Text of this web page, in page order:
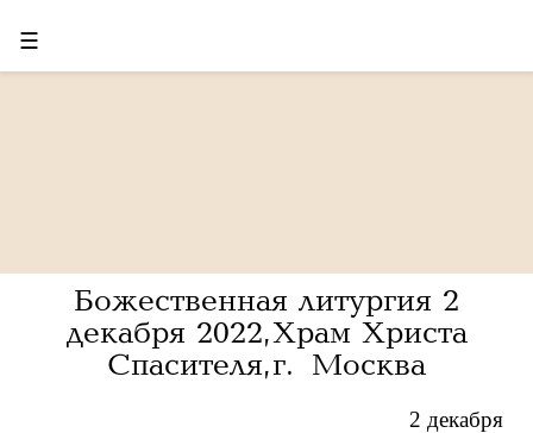
☰
Божественная литургия 2
декабря 2022, Храм Христа
Спасителя, г. Москва
2 декабря